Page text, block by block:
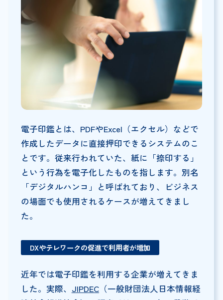
電子印鑑とは、PDFやExcel（エクセル）などで
作成したデータに直接押印できるシステムのこ
とです。従来行われていた、紙に「捺印する」
という行為を電子化したものを指します。別名
「デジタルハンコ」と呼ばれており、ビジネス
の場面でも使用されるケースが増えてきまし
た。
DXやテレワークの促進で利用者が増加
近年では電子印鑑を利用する企業が増えてきま
した。実際、 JIPDEC（一般財団法人日本情報経